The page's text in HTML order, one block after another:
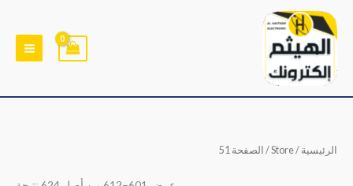
تخطي
المحتوى
الرئيسية /
Store/ الصفحة 51